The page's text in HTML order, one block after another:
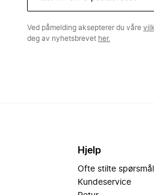
Ved påmelding aksepterer du våre
deg av nyhetsbrevet her.
Hjelp
Ofte stilte spørsmål
Kundeservice